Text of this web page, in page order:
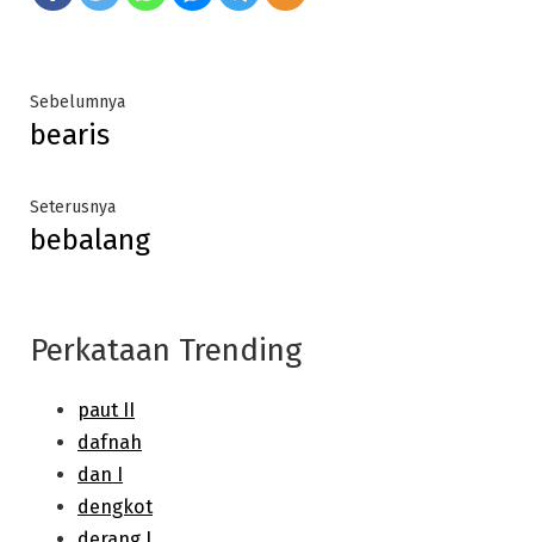
Post
navigation
SebelumnyaPrevious
bearis
SeterusnyaNext
post:
bebalang
Perkataan Trending